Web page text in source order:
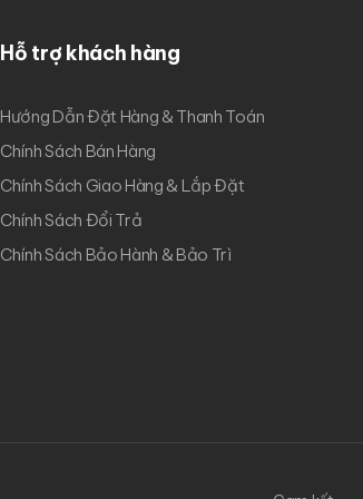
Hỗ trợ khách hàng
Hướng Dẫn Đặt Hàng & Thanh Toán
Chính Sách Bán Hàng
Chính Sách Giao Hàng & Lắp Đặt
Chính Sách Đổi Trả
Chính Sách Bảo Hành & Bảo Trì